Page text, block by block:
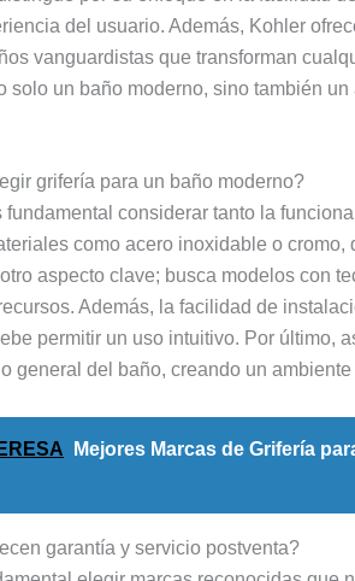
del usuario. Además, Kohler
vanguardistas que transforman
solo un baño moderno, sino también
grifería para un baño moderno?
considerar tanto la
como acero inoxidable o cromo,
aspecto clave; busca modelos con
Además, la facilidad de
permitir un uso intuitivo. Por último,
general del baño, creando un
Mejores Marcas de Grifería
garantía y servicio postventa?